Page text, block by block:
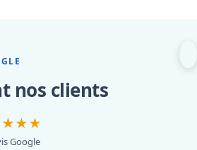
nos clients
Google